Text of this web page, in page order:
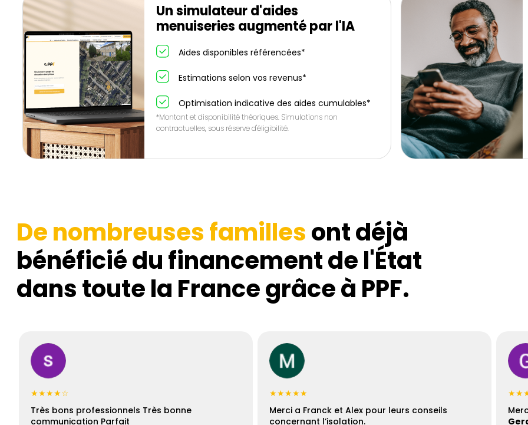
Un simulateur d'aides
menuiseries augmenté par l'IA
Aides disponibles référencées*
Estimations selon vos revenus*
Optimisation indicative des aides cumulables*
*Montant et disponibilité théoriques. Simulations non
contractuelles, sous réserve d'éligibilité.
De nombreuses famillesont déjà
bénéficié du financement de l'État
dans toute la France grâce à PPF.
★★★★☆
Très bons professionnels Très bonne
communication Parfait
★★★★★
Merci a Franck et Alex pour leurs conseils
concernant l’isolation.